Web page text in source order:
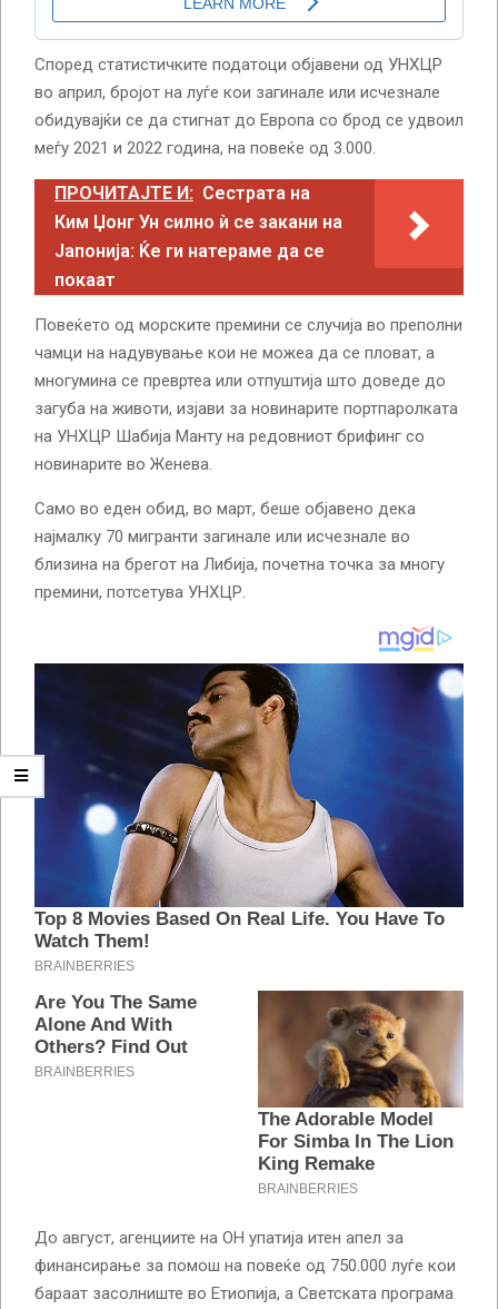
Според статистичките податоци објавени од УНХЦР
во април, бројот на луѓе кои загинале или исчезнале
обидувајќи се да стигнат до Европа со брод се удвоил
меѓу 2021 и 2022 година, на повеќе од 3.000.
ПРОЧИТАЈТЕ И: Сестрата на
Ким Џонг Ун силно ѝ се закани на
Јапонија: Ќе ги натераме да се
покаат
Повеќето од морските премини се случија во преполни
чамци на надувување кои не можеа да се пловат, а
многумина се превртеа или отпуштија што доведе до
загуба на животи, изјави за новинарите портпаролката
на УНХЦР Шабија Манту на редовниот брифинг со
новинарите во Женева.
Само во еден обид, во март, беше објавено дека
најмалку 70 мигранти загинале или исчезнале во
близина на брегот на Либија, почетна точка за многу
премини, потсетува УНХЦР.
До август, агенциите на ОН упатија итен апел за
финансирање за помош на повеќе од 750.000 луѓе кои
бараат засолниште во Етиопија, а Светската програма